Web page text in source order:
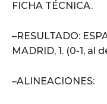
FICHA TÉCNICA.
–RESULTADO:
MADRID, 1. (0-1, al
–ALINEACIONES: